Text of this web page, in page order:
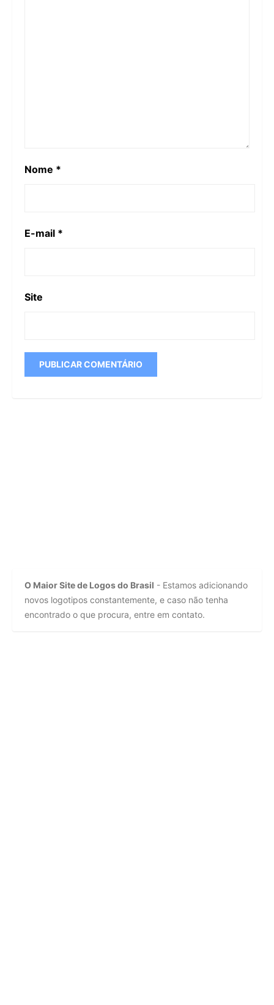
Nome *
E-mail *
Site
O Maior Site de Logos do Brasil - Estamos adicionando
novos logotipos constantemente, e caso não tenha
encontrado o que procura, entre em contato.